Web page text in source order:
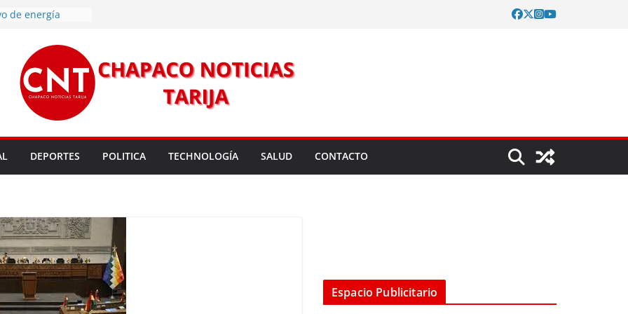
de energía
este
nuevo
legales para
para un nuevo
entrega robots
fortalecer la
DEPORTES POLITICA TECHNOLOGÍA SALUD CONTACTO
Espacio Publicitario